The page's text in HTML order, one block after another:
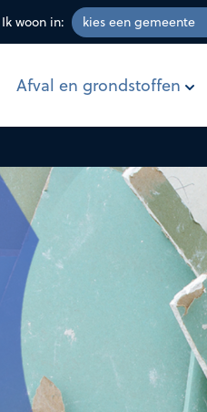
Ik woon in:
Afval en grondstoffen